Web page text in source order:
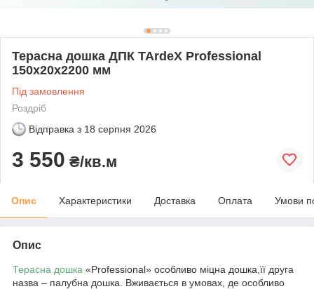
Терасна дошка ДПК TArdeX Professional
150x20x2200 мм
Під замовлення
Роздріб
Відправка з 18 серпня 2026
3 550 ₴/кв.м
Опис Характеристики Доставка Оплата Умови
Опис
Терасна дошка «Professional» особливо міцна дошка,її друга
назва – палубна дошка. Вживається в умовах, де особливо